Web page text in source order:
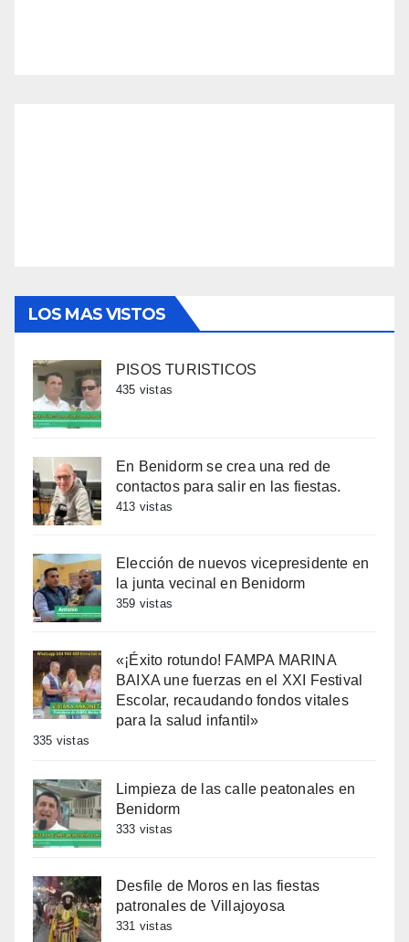
LOS MAS VISTOS
PISOS TURISTICOS
435 vistas
En Benidorm se crea una red de
contactos para salir en las fiestas.
413 vistas
Elección de nuevos vicepresidente en
la junta vecinal en Benidorm
359 vistas
«¡Éxito rotundo! FAMPA MARINA
BAIXA une fuerzas en el XXI Festival
Escolar, recaudando fondos vitales
para la salud infantil»
335 vistas
Limpieza de las calle peatonales en
Benidorm
333 vistas
Desfile de Moros en las fiestas
patronales de Villajoyosa
331 vistas